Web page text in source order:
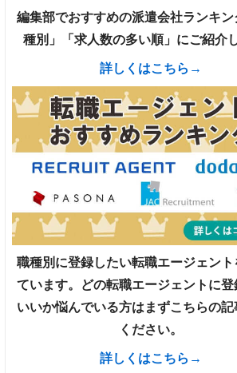
編集部でおすすめの派遣会社ランキ
種別」「求人数の多い順」にご紹介
詳しくはこちら→
職種別に登録したい転職エージェント
ています。どの転職エージェントに登
いいか悩んでいる方はまずこちらの記
ください。
詳しくはこちら→